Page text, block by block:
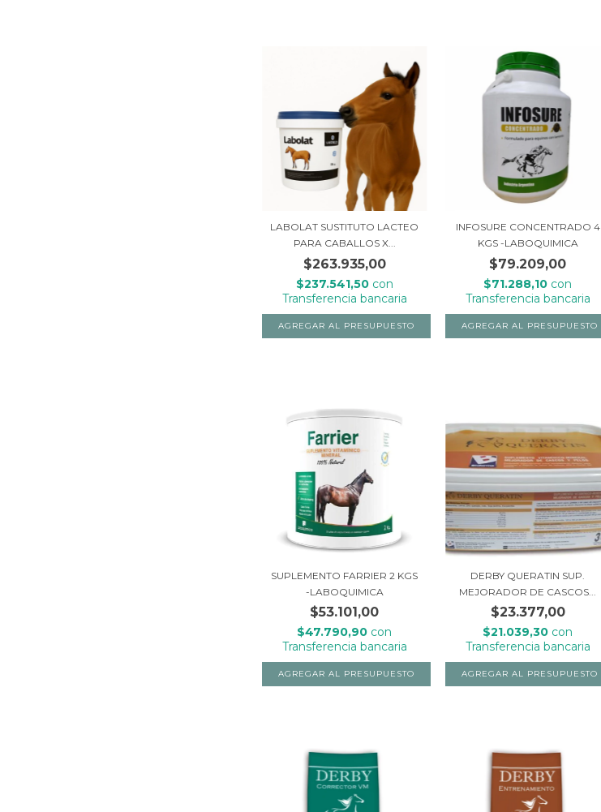
LABOLAT SUSTITUTO LACTEO
PARA CABALLOS X...
$263.935,00
$237.541,50 con
Transferencia bancaria
INFOSURE CONCENTRADO 4
KGS -LABOQUIMICA
$79.209,00
$71.288,10 con
Transferencia bancaria
SUPLEMENTO FARRIER 2 KGS
-LABOQUIMICA
$53.101,00
$47.790,90 con
Transferencia bancaria
DERBY QUERATIN SUP.
MEJORADOR DE CASCOS...
$23.377,00
$21.039,30 con
Transferencia bancaria